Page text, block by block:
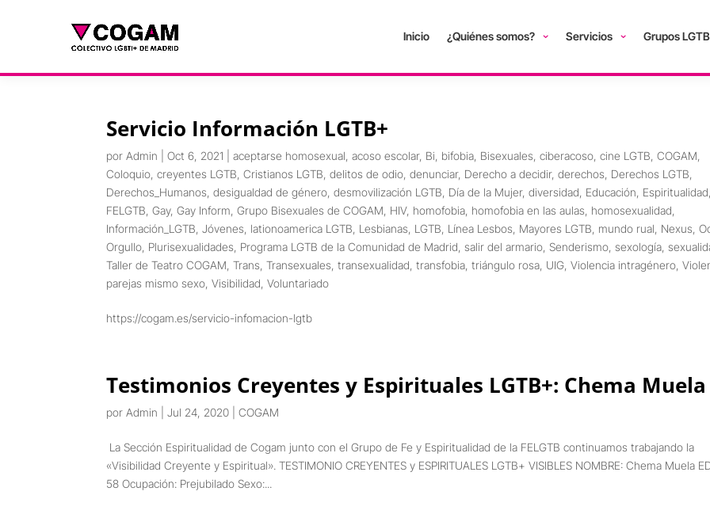
Inicio ¿Quiénes somos? Servicios Grupos
Servicio Información LGTB+
porAdmin |Oct 6, 2021 |aceptarse homosexual ,acoso escolar, Bi bifobia Bisexuales ,ciberacoso ,cine LGTB ,COGAM
Coloquio ,creyentes LGTB ,Cristianos LGTB ,delitos de odio ,denunciar, Derecho a decidir,derechos Derechos LGTB
Derechos_Humanos ,desigualdad de género ,desmovilización LGTB Día de la Mujer,diversidad Educación Espiritualidad
FELGTB ,Gay,Gay Inform ,Grupo Bisexuales de COGAM HIV, homofobia homofobia en las aulas homosexualidad
Información_LGTB ,Jóvenes lationoamerica LGTB Lesbianas LGTB Línea Lesbos Mayores LGTB mundo rual Nexus ,
Orgullo Plurisexualidades Programa LGTB de la Comunidad de Madrid ,salir del armario Senderismo ,sexología ,
Taller de Teatro COGAM ,Trans ,Transexuales ,transexualidad ,transfobia ,triángulo rosa UIG ,Violencia intragénero ,
parejas mismo sexo ,Visibilidad ,Voluntariado
https://cogam.es/servicio-infomacion-lgtb
Testimonios Creyentes y Espirituales LGTB+: Chema Muela
porAdmin |Jul 24, 2020 |COGAM
La Sección Espiritualidad de Cogam junto con el Grupo de Fe y Espiritualidad de la FELGTB continuamos trabajando la
«Visibilidad Creyente y Espiritual». TESTIMONIO CREYENTES y ESPIRITUALES LGTB+ VISIBLES NOMBRE: Chema Muela
58 Ocupación: Prejubilado Sexo:...